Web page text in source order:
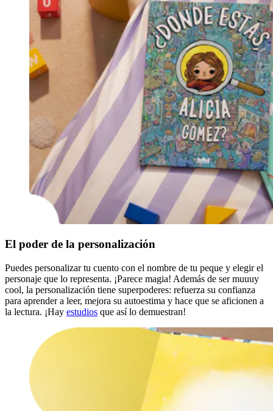
El poder de la personalización
Puedes personalizar tu cuento con el nombre de tu peque y elegir el
personaje que lo representa. ¡Parece magia! Además de ser muuuy
cool, la personalización tiene superpoderes: refuerza su confianza
para aprender a leer, mejora su autoestima y hace que se aficionen a
la lectura. ¡Hay estudios que así lo demuestran!